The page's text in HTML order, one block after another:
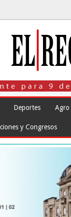
Deportes Agro
y Congresos